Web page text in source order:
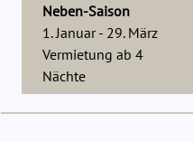
Neben-Saison
1. Januar - 29. März
Vermietung ab 4
Nächte